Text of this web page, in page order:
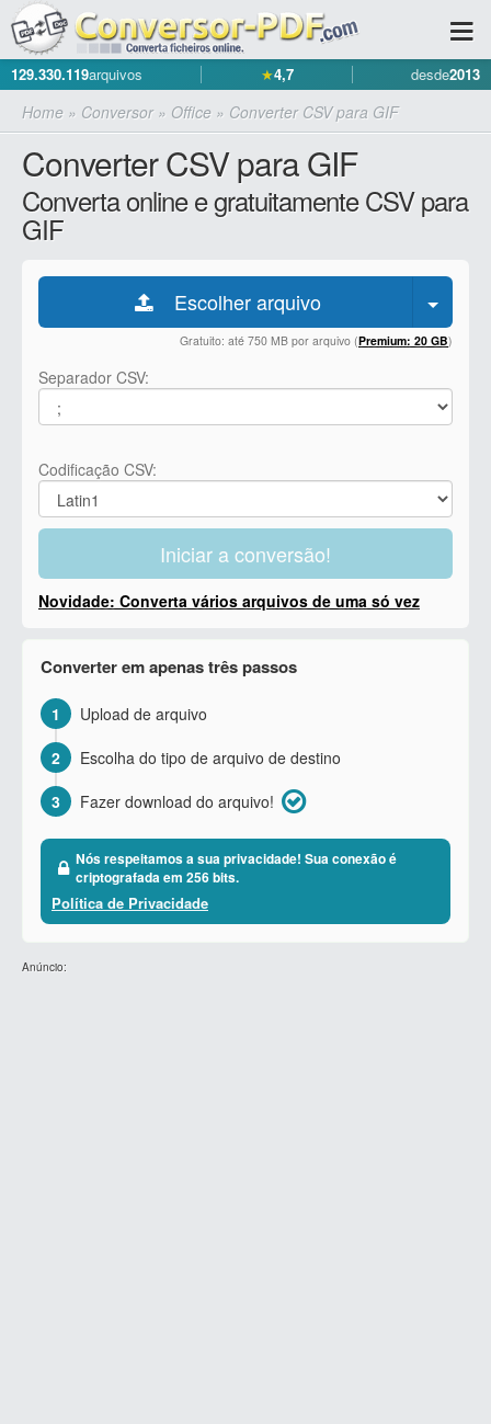
129.330.119arquivos ★4,7 desde2013
Home » Conversor» Office » Converter CSV para GIF
Converter CSV para GIF
Converta online e gratuitamente CSV para
GIF
Escolher arquivo
Gratuito: até 750 MB por arquivo (Premium: 20 GB)
Separador CSV:
Codificação CSV:
Iniciar a conversão!
Novidade: Converta vários arquivos de uma só vez
Converter em apenas três passos
1
Upload de arquivo
2
Escolha do tipo de arquivo de destino
3
Fazer download do arquivo!
Nós respeitamos a sua privacidade! Sua conexão é
criptografada em 256 bits.
Política de Privacidade
Anúncio: